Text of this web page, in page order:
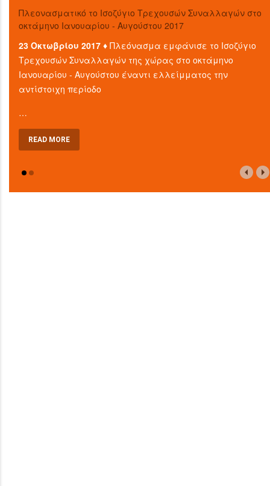
Πλεονασματικό το Ισοζύγιο Τρεχουσών Συναλλαγών στο
οκτάμηνο Ιανουαρίου - Αυγούστου 2017
23 Οκτωβρίου 2017 ♦Πλεόνασμα εμφάνισε το Ισοζύγιο
Τρεχουσών Συναλλαγών της χώρας στο οκτάμηνο
Ιανουαρίου - Αυγούστου έναντι ελλείμματος την
αντίστοιχη περίοδο
…
READ MORE